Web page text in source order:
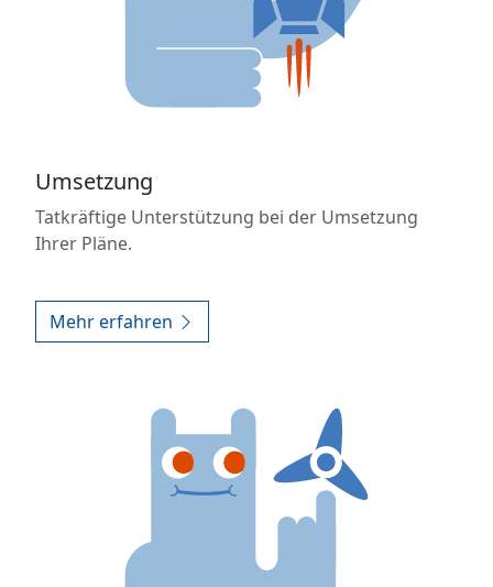
Umsetzung
Tatkräftige Unterstützung bei der Umsetzung
Ihrer Pläne.
Mehr erfahren